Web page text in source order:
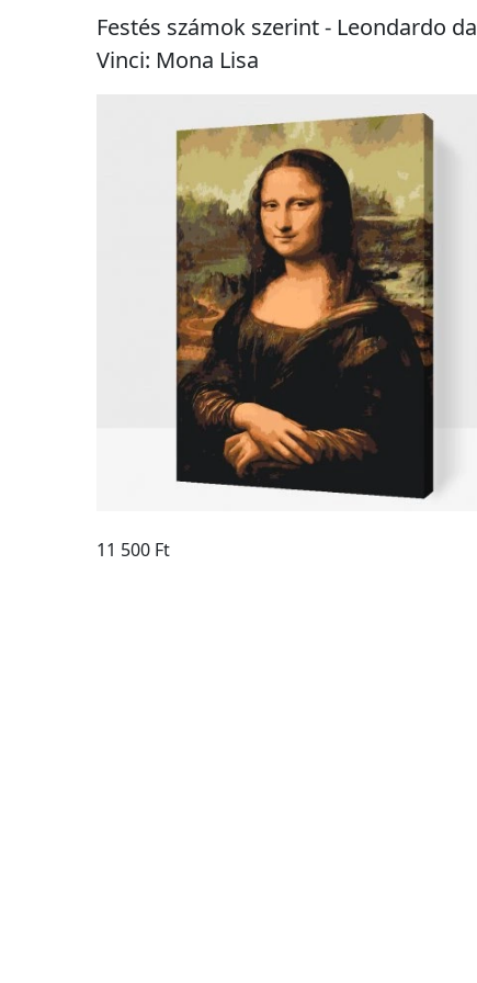
Festés számok szerint - Leondardo da
Vinci: Mona Lisa
11 500 Ft